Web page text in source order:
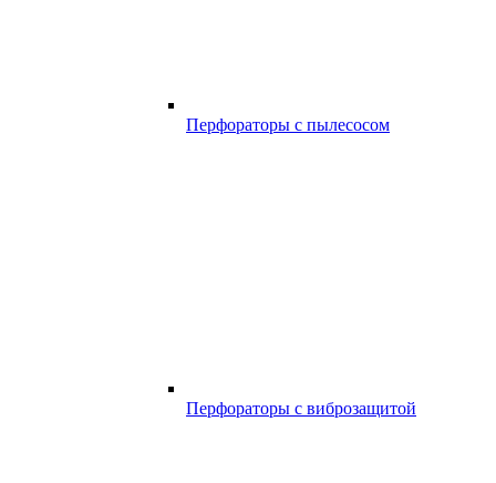
Перфораторы с пылесосом
Перфораторы с виброзащитой